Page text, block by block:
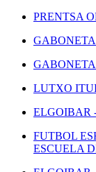
PRENTSA
LUTXO
ELGOIBAR
FUTBOL
ESCUELA